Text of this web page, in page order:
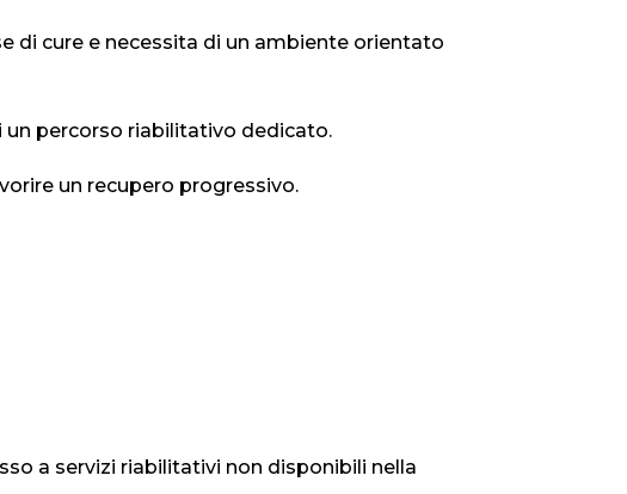
di cure e necessita di un ambiente orientato
percorso riabilitativo dedicato.
un recupero progressivo.
a servizi riabilitativi non disponibili nella